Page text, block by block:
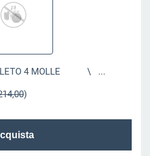
4 MOLLE \ ...
)